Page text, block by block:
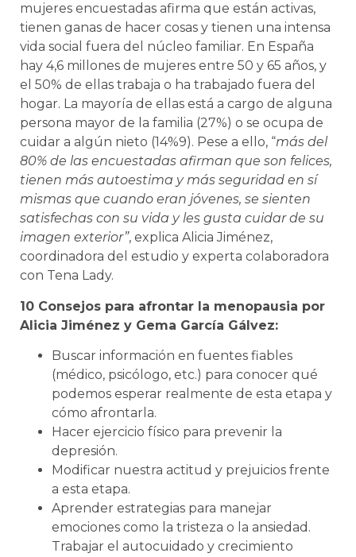
mujeres encuestadas afirma que están activas,
tienen ganas de hacer cosas y tienen una intensa
vida social fuera del núcleo familiar. En España
hay 4,6 millones de mujeres entre 50 y 65 años, y
el 50% de ellas trabaja o ha trabajado fuera del
hogar. La mayoría de ellas está a cargo de alguna
persona mayor de la familia (27%) o se ocupa de
cuidar a algún nieto (14%9). Pese a ello, “más del
80% de las encuestadas afirman que son felices,
tienen más autoestima y más seguridad en sí
mismas que cuando eran jóvenes, se sienten
satisfechas con su vida y les gusta cuidar de su
imagen exterior”, explica Alicia Jiménez,
coordinadora del estudio y experta colaboradora
con Tena Lady.
10 Consejos para afrontar la menopausia por
Alicia Jiménez y Gema García Gálvez:
Buscar información en fuentes fiables
(médico, psicólogo, etc.) para conocer qué
podemos esperar realmente de esta etapa y
cómo afrontarla.
Hacer ejercicio físico para prevenir la
depresión.
Modificar nuestra actitud y prejuicios frente
a esta etapa.
Aprender estrategias para manejar
emociones como la tristeza o la ansiedad.
Trabajar el autocuidado y crecimiento